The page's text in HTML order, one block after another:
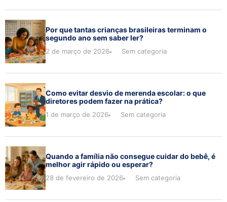
Por que tantas crianças brasileiras terminam o
segundo ano sem saber ler?
2 de março de 2026 Sem categoria
Como evitar desvio de merenda escolar: o que
diretores podem fazer na prática?
1 de março de 2026 Sem categoria
Quando a família não consegue cuidar do bebê, é
melhor agir rápido ou esperar?
28 de fevereiro de 2026 Sem categoria